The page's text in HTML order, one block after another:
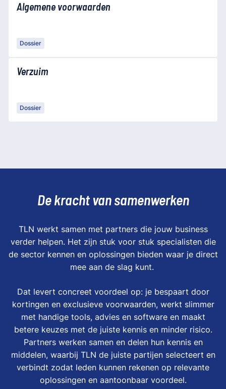
Algemene voorwaarden
Dossier
Verzuim
Dossier
De kracht van samenwerken
TLN werkt samen met partners die jouw business
verder helpen. Het zijn stuk voor stuk specialisten die
de sector kennen en oplossingen bieden waar je direct
mee aan de slag kunt.
Dat levert concreet voordeel op: je bespaart door
kortingen en exclusieve voorwaarden, werkt slimmer
met handige tools, advies en software en maakt
betere keuzes met de juiste kennis en minder risico.
Partners werken samen en delen hun kennis en
middelen, waarbij TLN de juiste partijen selecteert en
verbindt zodat leden kunnen rekenen op relevante
oplossingen en aantoonbaar voordeel.